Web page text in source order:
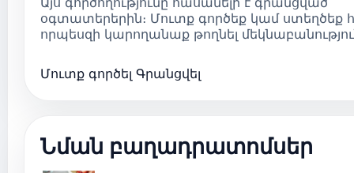
օգտատերերին։ Մուտք գործեք կամ ստեղծեք
որպեսզի կարողանաք թողնել
Մուտք գործել Գրանցվել
Նման բաղադրատոմսեր